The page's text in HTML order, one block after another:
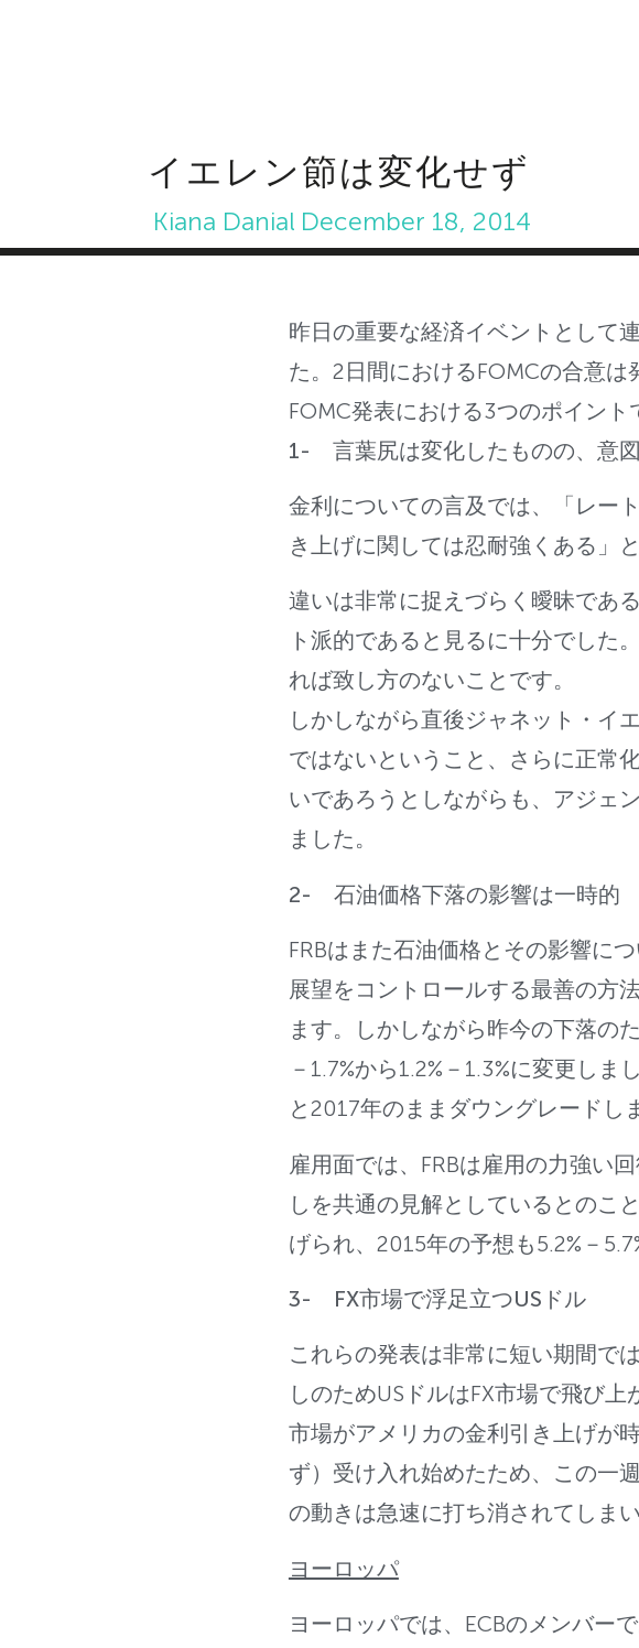
イエレン節は変化せず
Kiana Danial December 18, 2014
昨日の重要な経済イベントとして
た。2日間におけるFOMCの合意は
FOMC発表における3つのポイント
1- 言葉尻は変化したものの、意
金利についての言及では、「レー
き上げに関しては忍耐強くある」
違いは非常に捉えづらく曖昧であ
ト派的であると見るに十分でした
れば致し方のないことです。
しかしながら直後ジャネット・イ
ではないということ、さらに正常
いであろうとしながらも、アジェ
ました。
2- 石油価格下落の影響は一時的
FRBはまた石油価格とその影響に
展望をコントロールする最善の方
ます。しかしながら昨今の下落の
－1.7%から1.2%－1.3%に変更し
と2017年のままダウングレードし
雇用面では、FRBは雇用の力強い
しを共通の見解としているとのこ
げられ、2015年の予想も5.2%－
3- FX市場で浮足立つUSドル
これらの発表は非常に短い期間で
しのためUSドルはFX市場で飛び上
市場がアメリカの金利引き上げが
ず）受け入れ始めたため、この一
の動きは急速に打ち消されてしまい
ヨーロッパ
ヨーロッパでは、ECBのメンバー